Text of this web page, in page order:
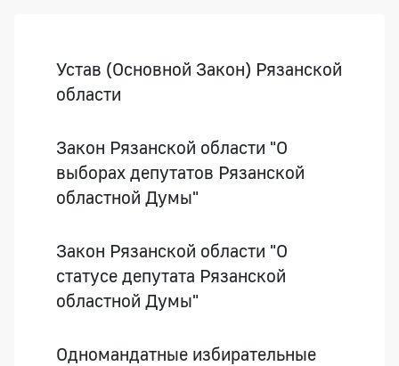
Устав (Основной Закон) Рязанской
области
Закон Рязанской области "О
выборах депутатов Рязанской
областной Думы"
Закон Рязанской области "О
статусе депутата Рязанской
областной Думы"
Одномандатные избирательные